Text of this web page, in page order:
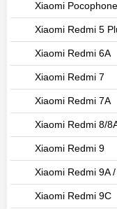
Xiaomi
Xiaomi Redmi 5
Xiaomi Redmi 6A
Xiaomi Redmi 7
Xiaomi Redmi 7A
Xiaomi Redmi 8/
Xiaomi Redmi 9
Xiaomi Redmi 9A
Xiaomi Redmi 9C